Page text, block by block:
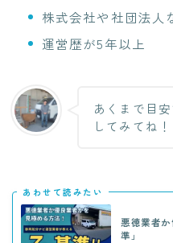
株式会社や社団法人
運営歴が5年以上
あくまで目
してみてね！
あわせて読みたい
悪徳業者
準」